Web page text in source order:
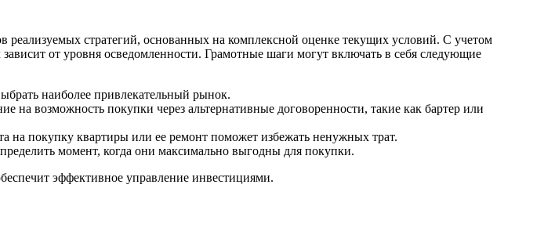
стратегий, основанных на комплексной оценке текущих условий. С учетом
от уровня осведомленности. Грамотные шаги могут включать в себя следующие
наиболее привлекательный рынок.
на возможность покупки через альтернативные договоренности, такие как бартер или
покупку квартиры или ее ремонт поможет избежать ненужных трат.
момент, когда они максимально выгодны для покупки.
эффективное управление инвестициями.